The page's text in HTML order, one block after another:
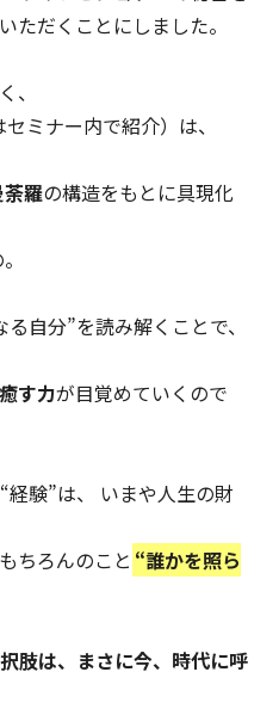
ただくことにしました。
、
セミナー内で紹介）は、
羅の構造をもとに具現化
自分”を読み解くことで、
す力が目覚めていくので
経験”は、 いまや人生の財
ちろんのこと “誰かを照ら
肢は、まさに今、時代に呼